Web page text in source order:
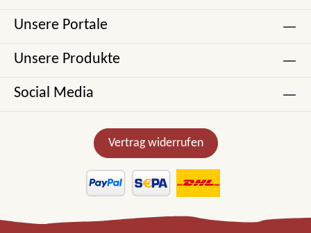
Unsere Portale
Unsere Produkte
Social Media
Vertrag widerrufen